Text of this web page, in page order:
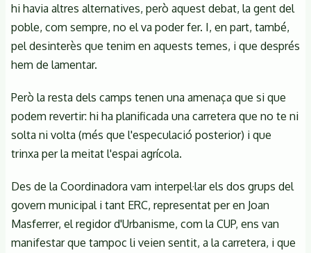
hi havia altres alternatives, però aquest debat, la gent del
poble, com sempre, no el va poder fer. I, en part, també,
pel desinterès que tenim en aquests temes, i que després
hem de lamentar.
Però la resta dels camps tenen una amenaça que si que
podem revertir: hi ha planificada una carretera que no te ni
solta ni volta (més que l'especulació posterior) i que
trinxa per la meitat l'espai agrícola.
Des de la Coordinadora vam interpel·lar els dos grups del
govern municipal i tant ERC, representat per en Joan
Masferrer, el regidor d'Urbanisme, com la CUP, ens van
manifestar que tampoc li veien sentit, a la carretera, i que